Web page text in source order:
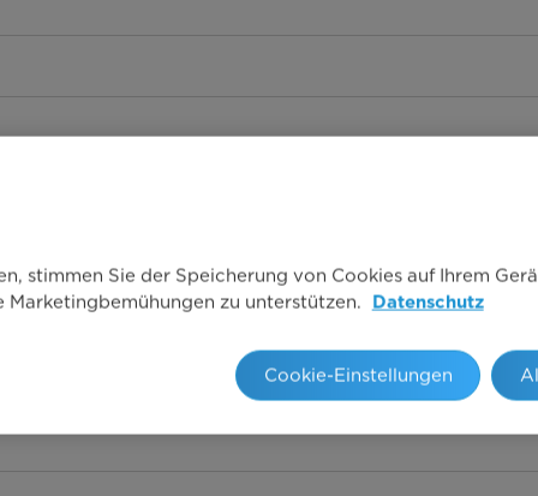
stimmen Sie der Speicherung von Cookies auf Ihrem
zu unterstützen.
Datenschutz
Cookie-Einstellungen